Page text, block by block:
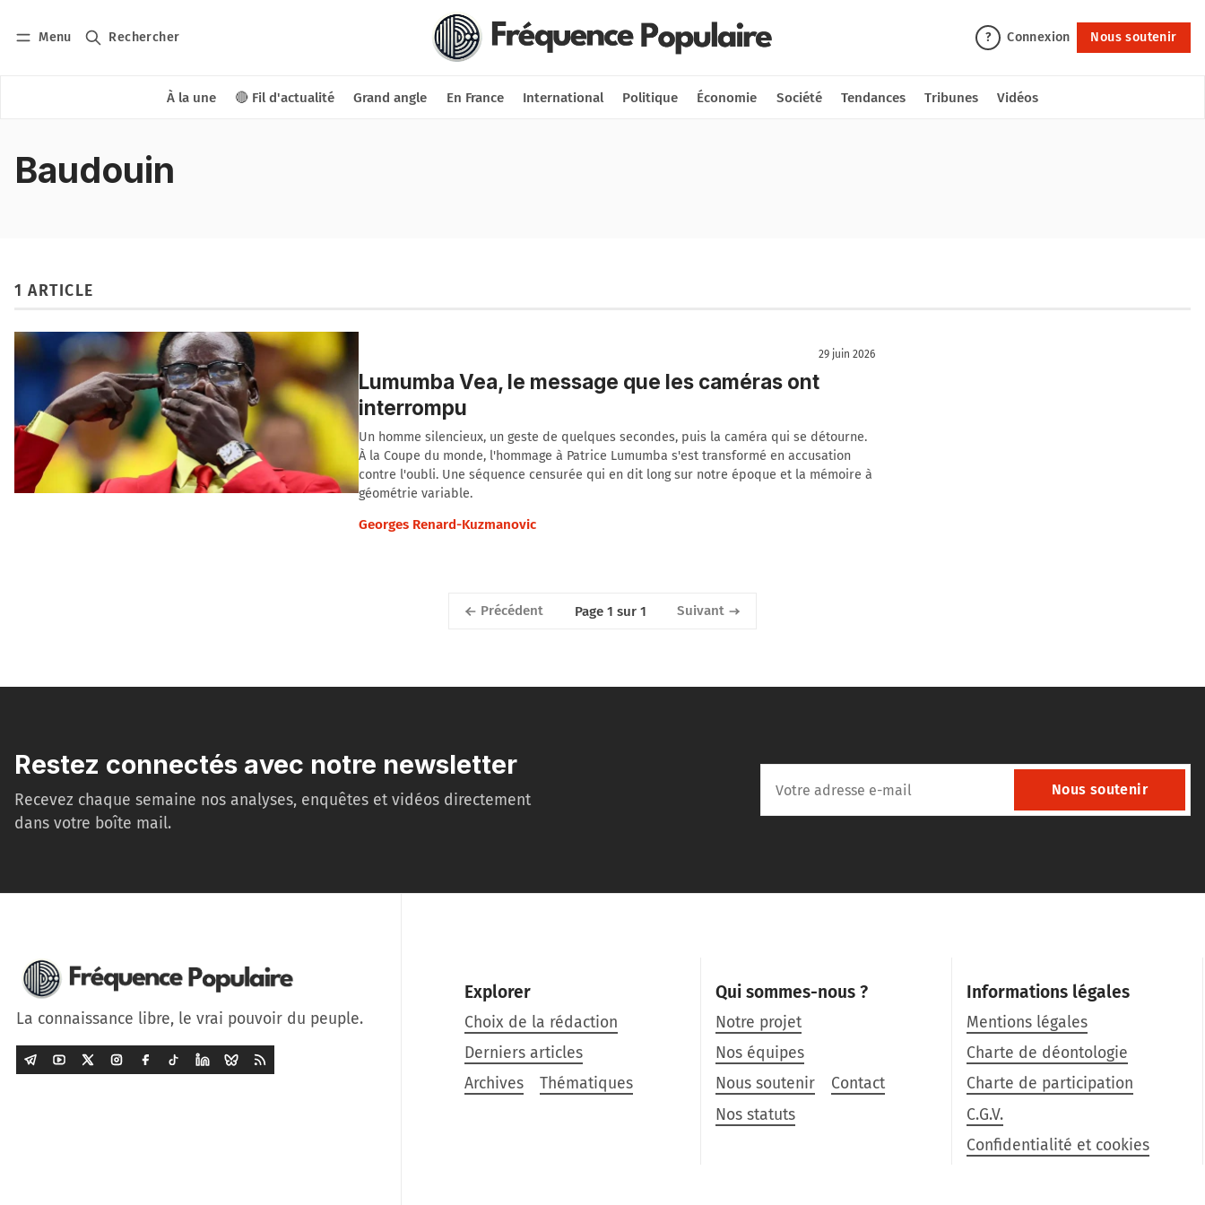
Menu Rechercher ? Connexion Nous soutenir
À la une 🔴 Fil d'actualité Grand angle En France International Politique Économie Société Tendances Tribunes Vidéos
Nous soutenir
Baudouin
1 ARTICLE
29 juin 2026
Lumumba Vea, le message que les caméras ont
interrompu
Un homme silencieux, un geste de quelques secondes, puis la caméra qui se détourne.
À la Coupe du monde, l'hommage à Patrice Lumumba s'est transformé en accusation
contre l'oubli. Une séquence censurée qui en dit long sur notre époque et la mémoire à
géométrie variable.
Georges Renard-Kuzmanovic
Précédent Page 1 sur 1 Suivant
Restez connectés avec notre newsletter
Recevez chaque semaine nos analyses, enquêtes et vidéos directement
dans votre boîte mail.
Nous soutenir
La connaissance libre, le vrai pouvoir du peuple.
Explorer
Choix de la rédaction
Derniers articles
Archives
Thématiques
Qui sommes-nous ?
Notre projet
Nos équipes
Nous soutenir
Contact
Nos statuts
Informations légales
Mentions légales
Charte de déontologie
Charte de participation
C.G.V.
Confidentialité et cookies